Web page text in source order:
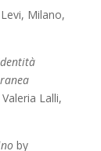
Milano,
Valeria Lalli,
by